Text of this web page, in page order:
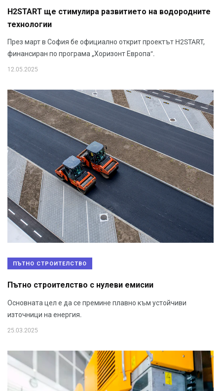
H2START ще стимулира развитието на водородните
технологии
През март в София бе официално открит проектът H2START,
финансиран по програма „Хоризонт Европа“.
12.05.2025
ПЪТНО СТРОИТЕЛСТВО
Пътно строителство с нулеви емисии
Основната цел е да се премине плавно към устойчиви
източници на енергия.
25.03.2025